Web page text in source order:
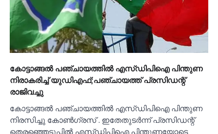
കോട്ടാങ്ങല്‍ പഞ്ചായത്തില്‍ എസ്ഡിപിഐ പിന്തുണ
നിരാകരിച്ച്‌ യുഡിഎഫ്;പഞ്ചായത്ത് പ്രസിഡന്റ്
രാജിവച്ചു
കോട്ടാങ്ങല്‍ പഞ്ചായത്തില്‍ എസ്ഡിപിഐ പിന്തുണ
നിരസിച്ചു കോണ്‍ഗ്രസ് . ഇതേതുടർന്ന് പ്രസിഡന്റ്
തെരഞ്ഞെടുപ്പില്‍ എസ്ഡിപിഐ പിന്തുണയോടെ